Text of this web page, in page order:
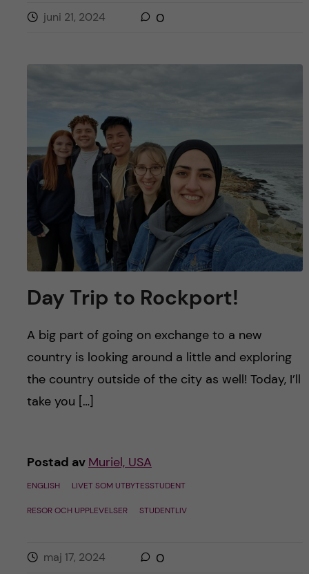
juni 21, 2024 0
Day Trip to Rockport!
A big part of going on exchange to a new
country is looking around a little and exploring
the country outside of the city as well! Today, I’ll
take you […]
Postad av Muriel, USA
ENGLISH LIVET SOM UTBYTESSTUDENT
RESOR OCH UPPLEVELSER STUDENTLIV
maj 17, 2024 0